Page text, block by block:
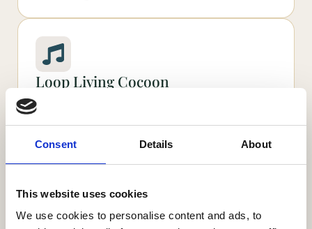
Consent Details About
This website uses cookies
We use cookies to personalise content and ads, to
Loop Living Cocoon
Een innovatieve levende doodskist die
voedingsstoffen teruggeeft aan de natuur.
Natuurlijke markeringen